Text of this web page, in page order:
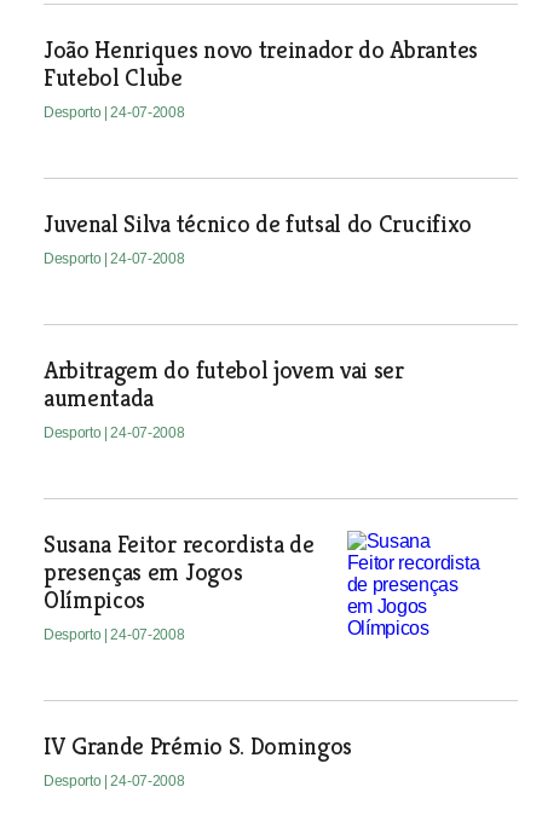
João Henriques novo treinador do Abrantes
Futebol Clube
Desporto | 24-07-2008
Juvenal Silva técnico de futsal do Crucifixo
Desporto | 24-07-2008
Arbitragem do futebol jovem vai ser
aumentada
Desporto | 24-07-2008
Susana Feitor recordista de
presenças em Jogos
Olímpicos
Desporto | 24-07-2008
IV Grande Prémio S. Domingos
Desporto | 24-07-2008